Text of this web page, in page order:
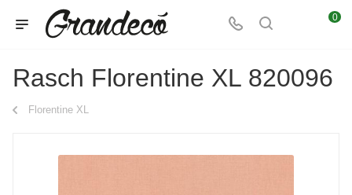
0
Rasch Florentine XL 820096
Florentine XL